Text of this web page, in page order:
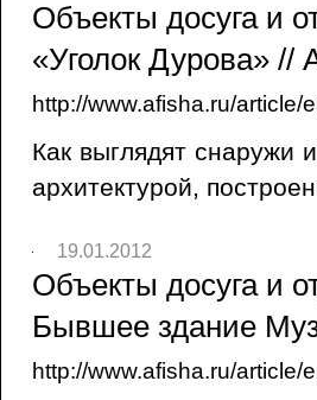
Объекты досуга и
«Уголок Дурова»
http://www.afisha.ru/article/
Как выглядят снаружи
архитектурой,
19.01.2012
Объекты досуга и
Бывшее здание
http://www.afisha.ru/article/